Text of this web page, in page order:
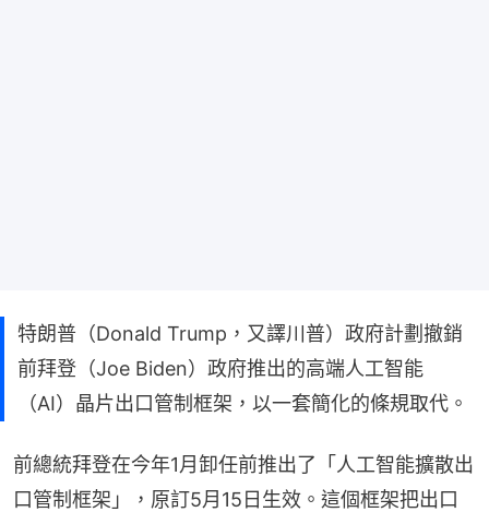
特朗普（Donald Trump，又譯川普）政府計劃撤銷
前拜登（Joe Biden）政府推出的高端人工智能
（AI）晶片出口管制框架，以一套簡化的條規取代。
前總統拜登在今年1月卸任前推出了「人工智能擴散出
口管制框架」，原訂5月15日生效。這個框架把出口